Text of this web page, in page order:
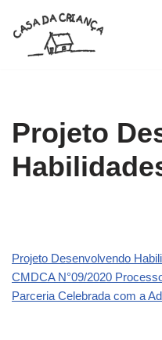
Pular
para
Projeto
Projeto Desenvolvendo
CMDCA N°09/2020
Parceria Celebrada com a